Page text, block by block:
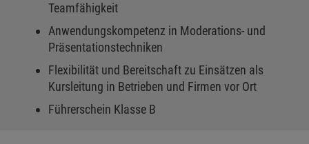
Teamfähigkeit
Anwendungskompetenz in Moderations- und
Präsentationstechniken
Flexibilität und Bereitschaft zu Einsätzen als
Kursleitung in Betrieben und Firmen vor Ort
Führerschein Klasse B